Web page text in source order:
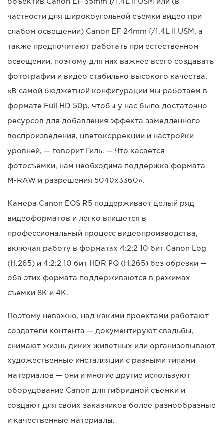
частности для широкоугольной съемки видео при
слабом освещении) Canon EF 24mm f/1.4L II USM, а
также предпочитают работать при естественном
освещении, поэтому для них важнее всего создавать
фотографии и видео стабильно высокого качества.
«В самой бюджетной конфигурации мы работаем в
формате Full HD 50p, чтобы у нас было достаточно
ресурсов для добавления эффекта замедленного
воспроизведения, цветокоррекции и настройки
уровней, — говорит Гиль. — Что касается
фотосъемки, нам необходима поддержка формата
M-RAW и разрешения 5040x3360».
Камера Canon EOS R5 поддерживает целый ряд
видеоформатов и легко впишется в
профессиональный процесс видеопроизводства,
включая работу в форматах 4:2:2 10 бит Canon Log
(H.265) и 4:2:2 10 бит HDR PQ (H.265) без обрезки —
оба этих формата поддерживаются в режимах
съемки 8K и 4K.
Поэтому неважно, над какими проектами работают
создатели контента — документируют свадьбы,
снимают жизнь диких животных или организовывают
художественные инсталляции с разными типами
материалов — они и многие другие используют
оборудование Canon для гибридной съемки и
создают для своих заказчиков более разнообразные
и качественные материалы.